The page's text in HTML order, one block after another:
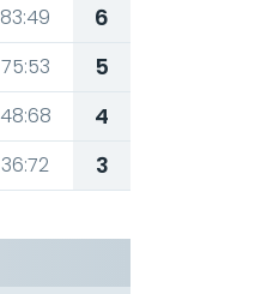
83:49
6
75:53
5
48:68
4
36:72 3